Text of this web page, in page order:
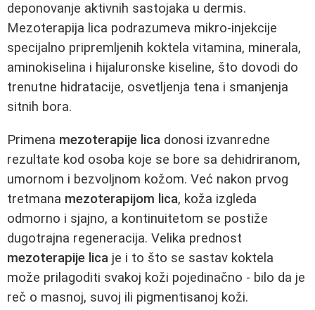
deponovanje aktivnih sastojaka u dermis.
Mezoterapija lica podrazumeva mikro-injekcije
specijalno pripremljenih koktela vitamina, minerala,
aminokiselina i hijaluronske kiseline, što dovodi do
trenutne hidratacije, osvetljenja tena i smanjenja
sitnih bora.
Primena mezoterapije lica donosi izvanredne
rezultate kod osoba koje se bore sa dehidriranom,
umornom i bezvoljnom kožom. Već nakon prvog
tretmana mezoterapijom lica, koža izgleda
odmorno i sjajno, a kontinuitetom se postiže
dugotrajna regeneracija. Velika prednost
mezoterapije lica je i to što se sastav koktela
može prilagoditi svakoj koži pojedinačno - bilo da je
reč o masnoj, suvoj ili pigmentisanoj koži.